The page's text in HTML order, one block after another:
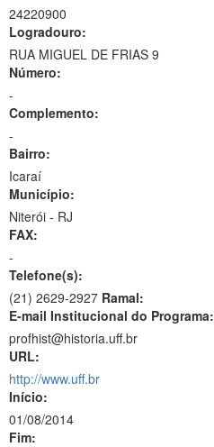
24220900
Logradouro:
RUA MIGUEL DE FRIAS 9
Número:
-
Complemento:
-
Bairro:
Icaraí
Município:
Niterói - RJ
FAX:
-
Telefone(s):
(21) 2629-2927 Ramal:
E-mail Institucional do Programa:
profhist@historia.uff.br
URL:
http://www.uff.br
Início:
01/08/2014
Fim: